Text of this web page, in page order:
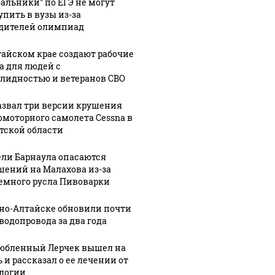
05 августа, 16:38
Базу отдыха
в вузы из-за
олимпиад
крае создают рабочие
для людей с
и ветеранов СВО
три версии крушения
самолета Cessna в
области
Барнаула опасаются
на Малахова из-за
русла Пивоварки
Алтайске обновили почти
за два года
Лерчек вышел на
и рассказал о ее лечении от